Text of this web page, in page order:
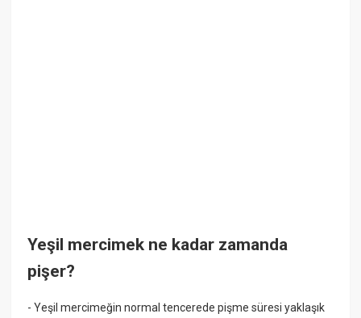
Yeşil mercimek ne kadar zamanda
pişer?
- Yeşil mercimeğin normal tencerede pişme süresi yaklaşık